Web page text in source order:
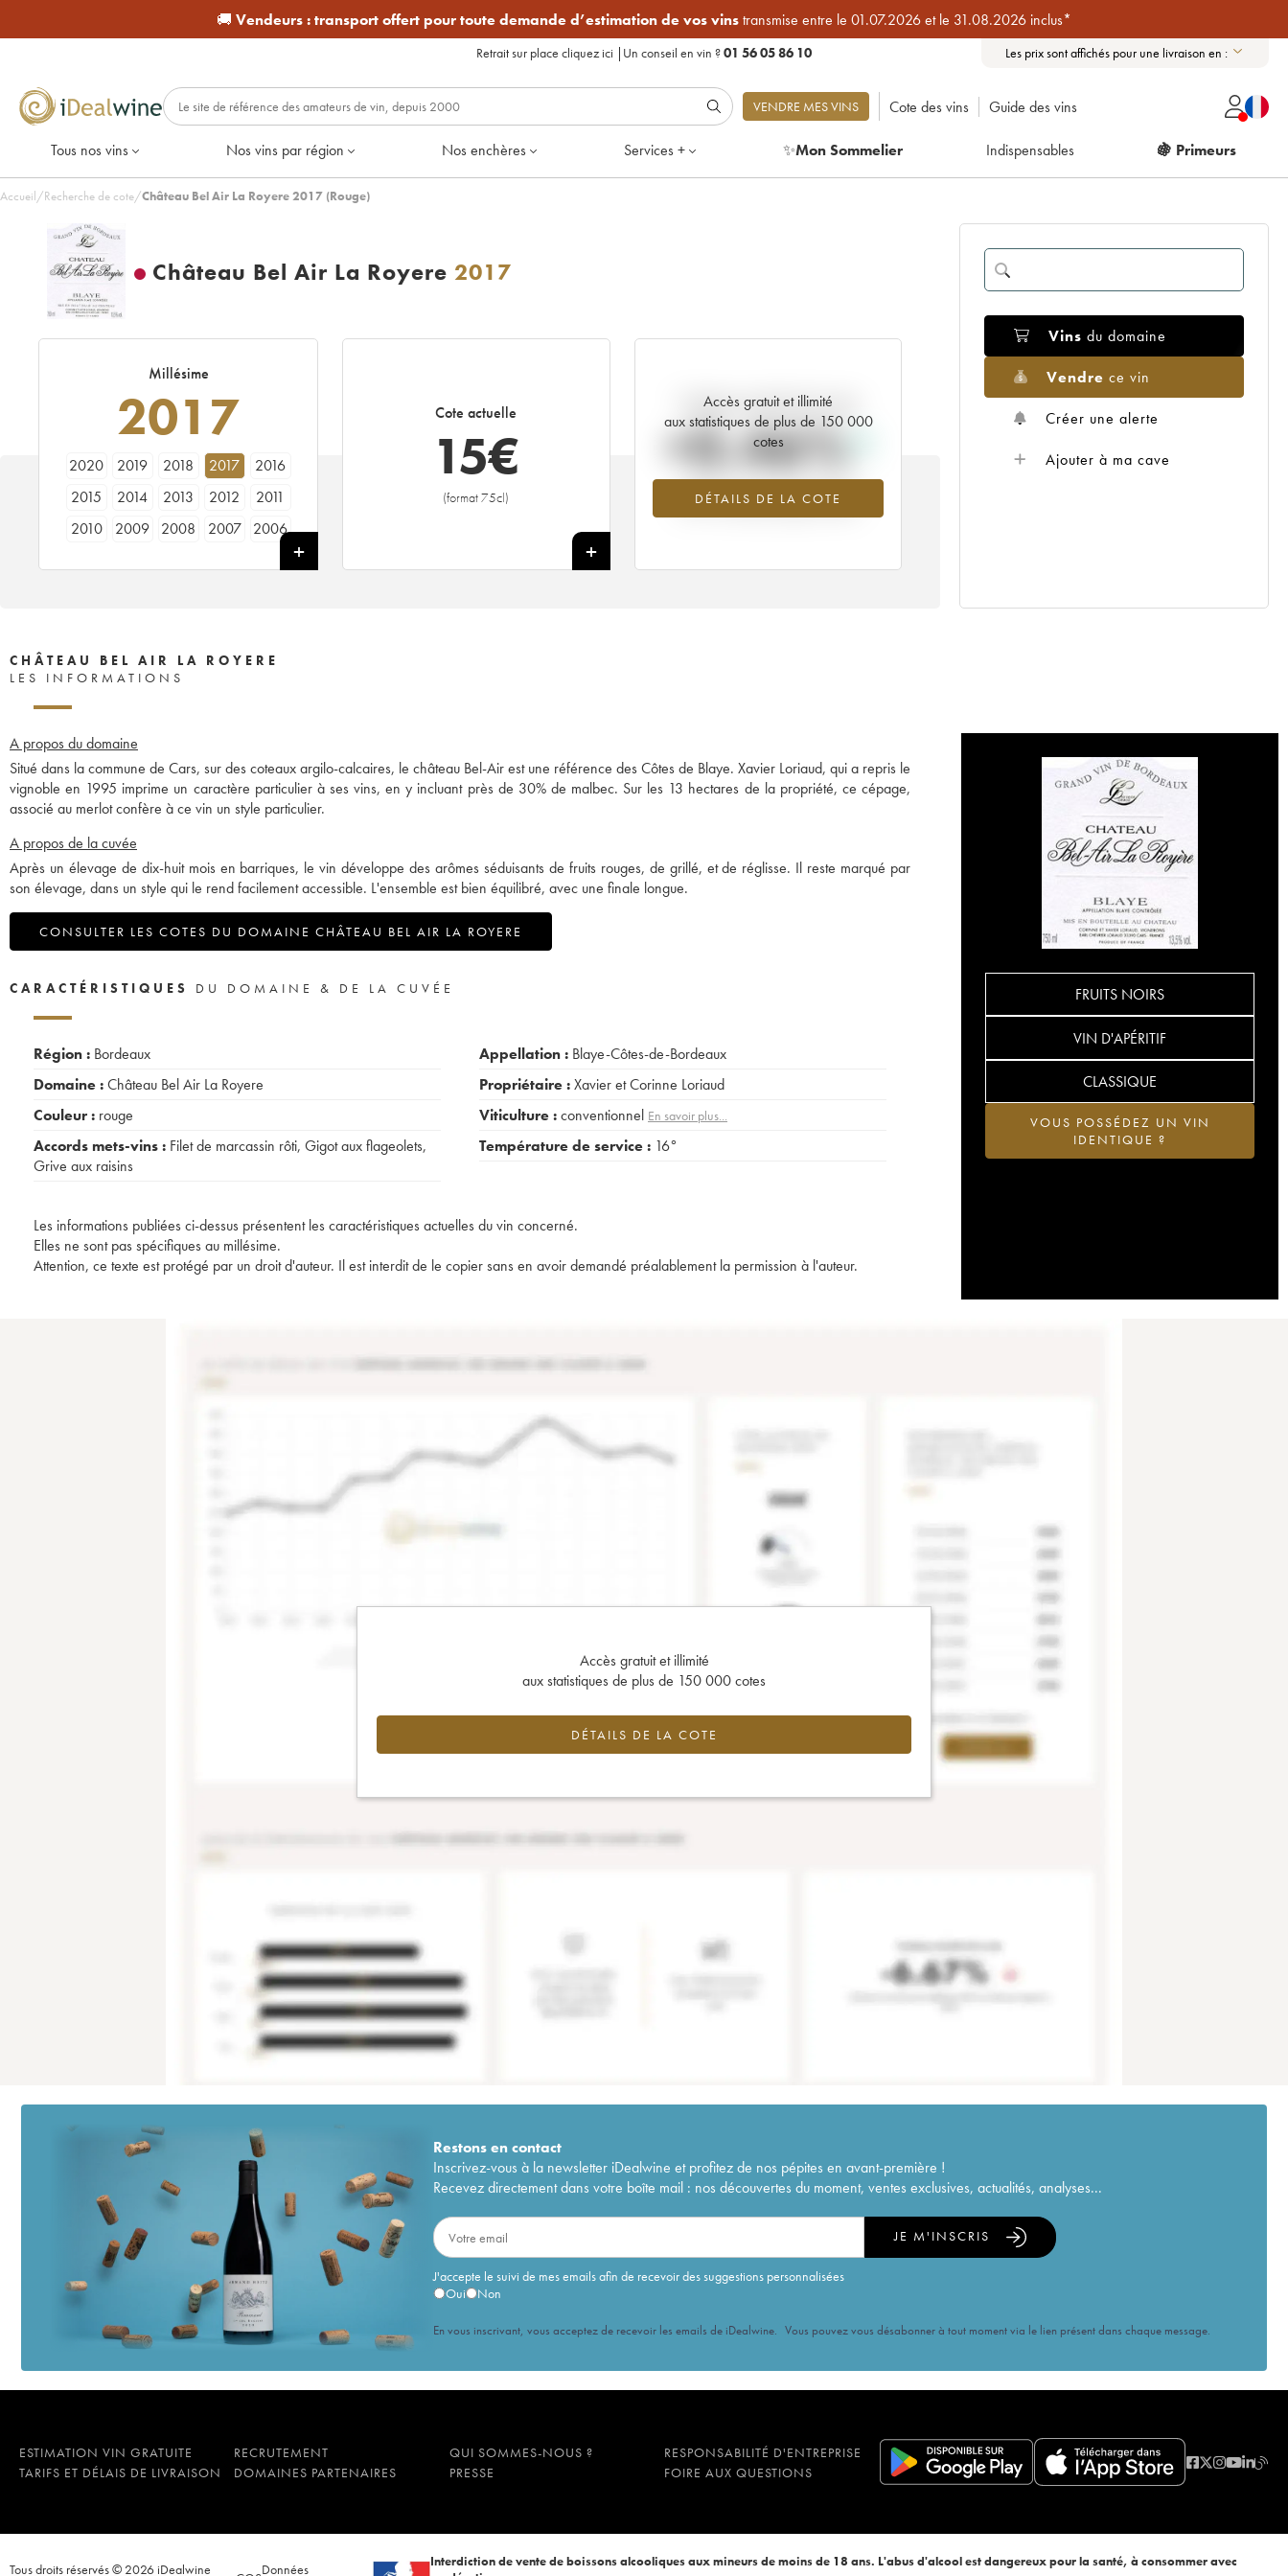
🚚 Vendeurs :transport offert pour toute demande d’estimation de vos vinstransmise entre le 01.07.2026 et le 31.08.2026 inclus*
Retrait sur place cliquez ici | Un conseil en vin ?01 56 05 86 10 Les prix sont affichés pour une livraison en :
VENDRE MES VINS Cote des vins Guide des vins
Tous nos vins Nos vins par région Nos enchères Services + ✨Mon Sommelier Indispensables 🍇 Primeurs
Accueil/Recherche de cote/Château Bel Air La Royere 2017 (Rouge)
Château Bel Air La Royere 2017
Millésime
2017
2020 2019 2018 2017
2016
2015
2014 2013 2012
2011
2010
2009 2008 2007
2006
Cote actuelle
15€
(format 75cl)
+
Accès gratuit et illimité
aux statistiques de plus de 150 000
cotes
DÉTAILS DE LA COTE
Tendance actuelle de la cote
+0.46%
Tendance à la hausse du millésime
2017 en 2026 par rapport à 2025
Vins du domaine
Vendre ce vin
Créer une alerte
Ajouter à ma cave
CHÂTEAU BEL AIR LA ROYERE
LES INFORMATIONS
A propos du domaine
Situé dans la commune de Cars, sur des coteaux argilo-calcaires, le château Bel-Air est une référence des Côtes de Blaye. Xavier Loriaud, qui a repris le
vignoble en 1995 imprime un caractère particulier à ses vins, en y incluant près de 30% de malbec. Sur les 13 hectares de la propriété, ce cépage,
associé au merlot confère à ce vin un style particulier.
A propos de la cuvée
Après un élevage de dix-huit mois en barriques, le vin développe des arômes séduisants de fruits rouges, de grillé, et de réglisse. Il reste marqué par
son élevage, dans un style qui le rend facilement accessible. L'ensemble est bien équilibré, avec une finale longue.
CONSULTER LES COTES DU DOMAINE CHÂTEAU BEL AIR LA ROYERE
FRUITS NOIRS
VIN D'APÉRITIF
CLASSIQUE
VOUS POSSÉDEZ UN VIN
IDENTIQUE ?
CARACTÉRISTIQUES DU DOMAINE & DE LA CUVÉE
Région : Bordeaux
Domaine :Château Bel Air La Royere
Couleur : rouge
Accords mets-vins : Filet de marcassin rôti, Gigot aux flageolets,
Grive aux raisins
Appellation : Blaye-Côtes-de-Bordeaux
Propriétaire :Xavier et Corinne Loriaud
Viticulture :conventionnel En savoir plus...
Température de service : 16°
Les informations publiées ci-dessus présentent les caractéristiques actuelles du vin concerné.
Elles ne sont pas spécifiques au millésime.
Attention, ce texte est protégé par un droit d'auteur. Il est interdit de le copier sans en avoir demandé préalablement la permission à l'auteur.
Accès gratuit et illimité
aux statistiques de plus de 150 000 cotes
DÉTAILS DE LA COTE
Restons encontact
Inscrivez-vous à la newsletter iDealwine et profitez de nos pépites en avant-première !
Recevez directement dans votre boîte mail : nos découvertes du moment, ventes exclusives, actualités, analyses...
J'accepte le suivi de mes emails afin de recevoir des suggestions personnalisées
Oui
Non
JE M'INSCRIS
En vous inscrivant, vous acceptez de recevoir les emails de iDealwine. Vous pouvez vous désabonner à tout moment via le lien présent dans chaque message.
ESTIMATION VIN GRATUITE RECRUTEMENT QUI SOMMES-NOUS ?
RESPONSABILITÉ D'ENTREPRISE
TARIFS ET DÉLAIS DE LIVRAISON
DOMAINES PARTENAIRES PRESSE FOIRE AUX QUESTIONS
Tous droits réservés © 2026 iDealwine Données
Interdiction de vente de boissons alcooliques aux mineurs de moins de 18 ans. L'abus d'alcool est dangereux pour la santé, à consommer avec